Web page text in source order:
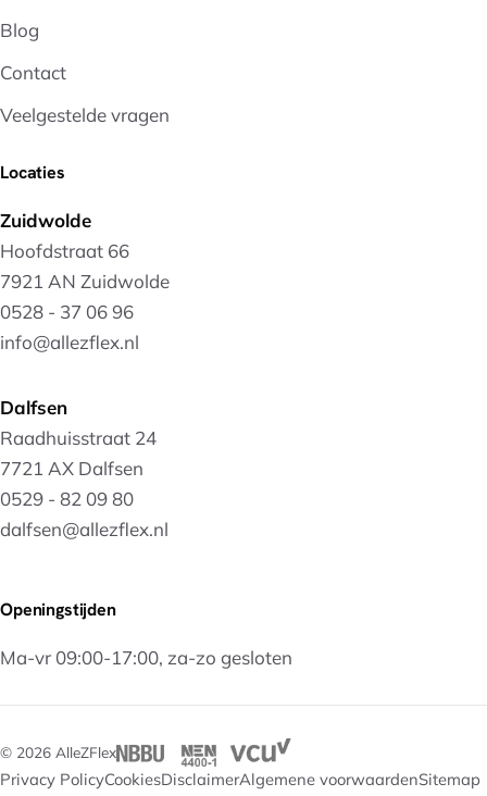
Blog
Contact
Veelgestelde vragen
Locaties
Zuidwolde
Hoofdstraat 66
7921 AN Zuidwolde
0528 - 37 06 96
info@allezflex.nl
Dalfsen
Raadhuisstraat 24
7721 AX Dalfsen
0529 - 82 09 80
dalfsen@allezflex.nl
Openingstijden
Ma-vr 09:00-17:00, za-zo gesloten
© 2026 AlleZFlex
Privacy PolicyCookiesDisclaimerAlgemene voorwaardenSitemap